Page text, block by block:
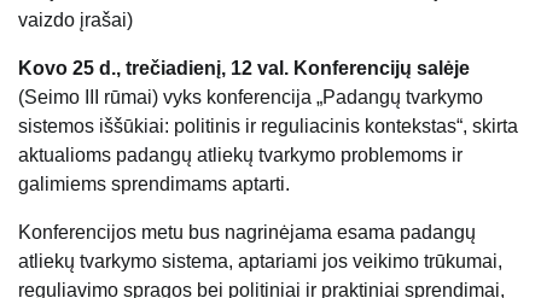
vaizdo įrašai)
Kovo 25 d., trečiadienį, 12 val. Konferencijų salėje
(Seimo III rūmai) vyks konferencija „Padangų tvarkymo
sistemos iššūkiai: politinis ir reguliacinis kontekstas“, skirta
aktualioms padangų atliekų tvarkymo problemoms ir
galimiems sprendimams aptarti.
Konferencijos metu bus nagrinėjama esama padangų
atliekų tvarkymo sistema, aptariami jos veikimo trūkumai,
reguliavimo spragos bei politiniai ir praktiniai sprendimai,